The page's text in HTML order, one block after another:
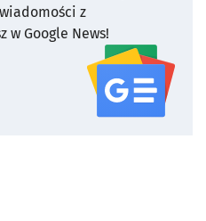
z
w Google News!
serwisu